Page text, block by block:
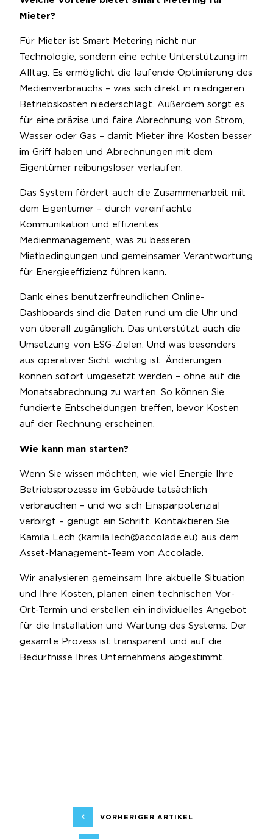
Mieter?
Für Mieter ist Smart Metering nicht nur
Technologie, sondern eine echte Unterstützung im
Alltag. Es ermöglicht die laufende Optimierung des
Medienverbrauchs – was sich direkt in niedrigeren
Betriebskosten niederschlägt. Außerdem sorgt es
für eine präzise und faire Abrechnung von Strom,
Wasser oder Gas – damit Mieter ihre Kosten besser
im Griff haben und Abrechnungen mit dem
Eigentümer reibungsloser verlaufen.
Das System fördert auch die Zusammenarbeit mit
dem Eigentümer – durch vereinfachte
Kommunikation und effizientes
Medienmanagement, was zu besseren
Mietbedingungen und gemeinsamer Verantwortung
für Energieeffizienz führen kann.
Dank eines benutzerfreundlichen Online-
Dashboards sind die Daten rund um die Uhr und
von überall zugänglich. Das unterstützt auch die
Umsetzung von ESG-Zielen. Und was besonders
aus operativer Sicht wichtig ist: Änderungen
können sofort umgesetzt werden – ohne auf die
Monatsabrechnung zu warten. So können Sie
fundierte Entscheidungen treffen, bevor Kosten
auf der Rechnung erscheinen.
Wie kann man starten?
Wenn Sie wissen möchten, wie viel Energie Ihre
Betriebsprozesse im Gebäude tatsächlich
verbrauchen – und wo sich Einsparpotenzial
verbirgt – genügt ein Schritt. Kontaktieren Sie
Kamila Lech (kamila.lech@accolade.eu) aus dem
Asset-Management-Team von Accolade.
Wir analysieren gemeinsam Ihre aktuelle Situation
und Ihre Kosten, planen einen technischen Vor-
Ort-Termin und erstellen ein individuelles Angebot
für die Installation und Wartung des Systems. Der
gesamte Prozess ist transparent und auf die
Bedürfnisse Ihres Unternehmens abgestimmt.
VORHERIGER ARTIKEL